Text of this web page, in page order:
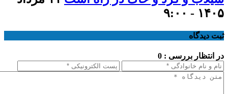
۱۴۰۵ - ۹:۰۰
ثبت دیدگاه
در انتظار بررسی : 0